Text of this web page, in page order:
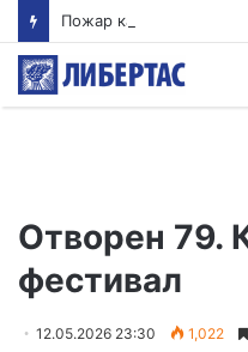
Oтворен 79.
фестивал
12.05.2026 23:30 1,022